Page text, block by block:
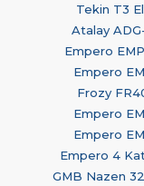
Tekin T3
Atalay
Empero
Empero
Frozy
Empero
Empero
Empero 4
GMB Nazen